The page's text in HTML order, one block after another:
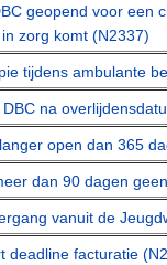
geopend voor een
zorg komt (N2337)
tijdens ambulante
na
open dan 365
dan 90 dagen
vanuit de
deadline facturatie